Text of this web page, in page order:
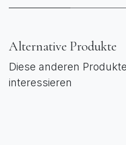
Alternative Produkte
Diese anderen
interessieren